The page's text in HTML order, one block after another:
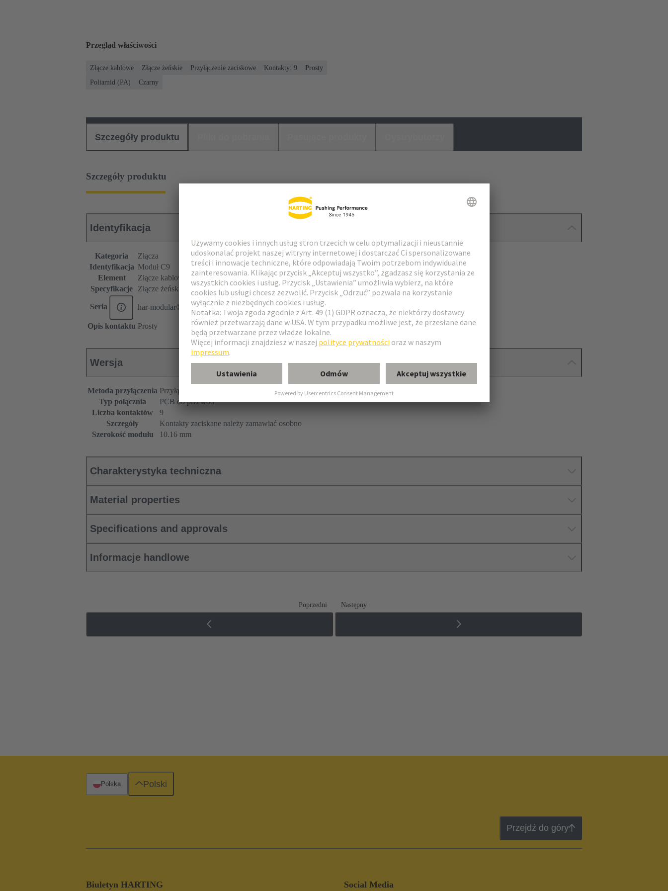
Przegląd właściwości
Złącze kablowe Złącze żeńskie Przyłączenie zaciskowe Kontakty: 9
Prosty
Poliamid (PA)
Czarny
Szczegóły produktu
Szczegóły produktu
Identyfikacja
Kategoria
Złącza
Identyfikacja Moduł C9
Element
Złącze kablowe
Specyfikacje
Złącze żeńskie
Seria har-modular®
Opis kontaktu Prosty
Wersja
Metoda przyłączenia Przyłączenie zaciskowe
Typ połącznia
PCB do przewód
Liczba kontaktów
9
Szczegóły
Kontakty zaciskane należy zamawiać osobno
Szerokość modułu
10.16 mm
Charakterystyka techniczna
Material properties
Specifications and approvals
Informacje handlowe
Poprzedni Następny
Przejdź do góry
Biuletyn HARTING Social Media
Polska Polski